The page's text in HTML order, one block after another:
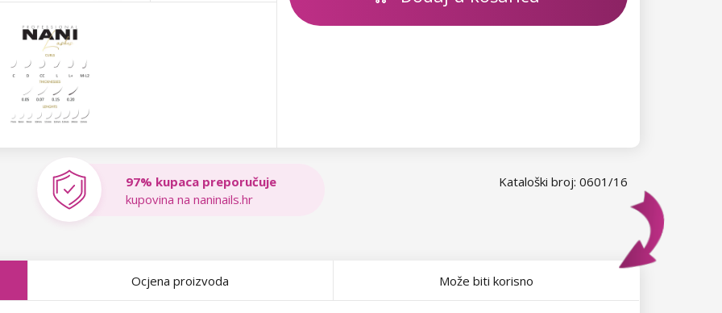
Kataloški broj: 0601/16
97% kupaca preporučuje
kupovina na naninails.hr
Ocjena proizvoda Može biti korisno